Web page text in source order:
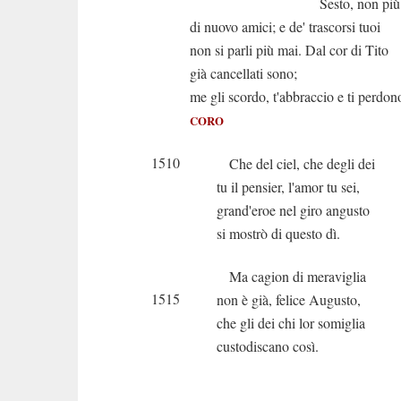
di nuovo amici; e de' trascorsi tuoi
non si parli più mai. Dal cor di Tito
già cancellati sono;
me gli scordo, t'abbraccio e ti
CORO
1510
Che del ciel, che degli dei
tu il pensier, l'amor tu sei,
grand'eroe nel giro angusto
si mostrò di questo dì.
Ma cagion di meraviglia
1515
non è già, felice Augusto,
che gli dei chi lor somiglia
custodiscano così.